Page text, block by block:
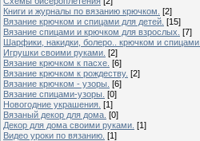
Книги и журналы по вязанию крючком. [2]
Вязание крючком и спицами для детей. [15]
Вязание спицами и крючком для взрослых. [7]
Шарфики, накидки, болеро.. крючком и спицами.
Игрушки своими руками. [2]
Вязание крючком к пасхе. [6]
Вязание крючком к рождеству. [2]
Вязание крючком - узоры. [6]
Вязание спицами-узоры. [0]
Новогодние украшения. [1]
Вязаный декор для дома. [0]
Декор для дома своими руками. [1]
Видео уроки по вязанию. [1]